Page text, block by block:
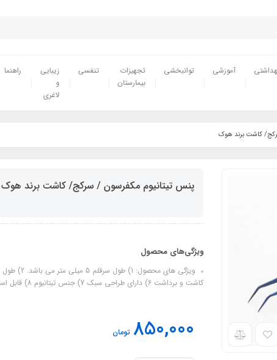
آموزشی توانبخشی
تجهیزات
بیمارستان
تنفسی
زیبایی
و
لاغری
راهنما
کاشت برند هوک
پنس تیتانیوم مکفرسون / سرکج/ کاشت برند هوک
ویژگی‌های محصول
کاشت و برداشت 6) دارای طراحی سبک 7) جنس تیتانیوم 8) قابل استریل کردن درون اتوکلاو 9) برند هوک و ساخت کشور پاکستان
850,000 تومان